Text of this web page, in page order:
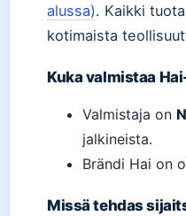
alussa). Kaikki
kotimaista
Kuka valmistaa
Valmistaja on
jalkineista.
Brändi Hai on
Missä tehdas